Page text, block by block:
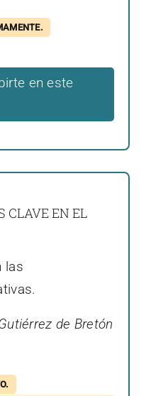
en este
CLAVE EN EL
las
de Bretón